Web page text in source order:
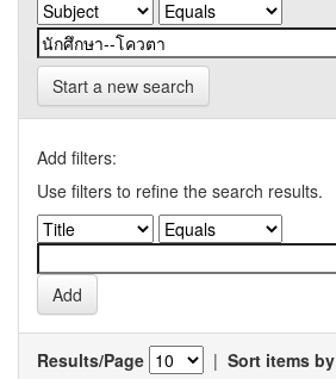
Start a new search
Add filters:
Use filters to refine the search results.
Results/Page | Sort items by